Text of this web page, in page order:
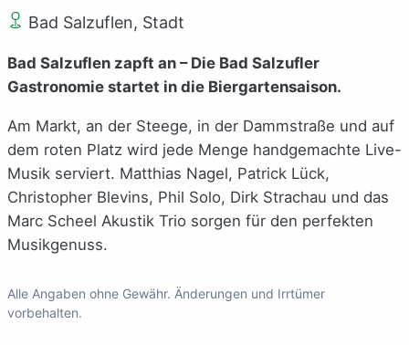
Bad Salzuflen, Stadt
Bad Salzuflen zapft an – Die Bad Salzufler
Gastronomie startet in die Biergartensaison.
Am Markt, an der Steege, in der Dammstraße und auf
dem roten Platz wird jede Menge handgemachte Live-
Musik serviert. Matthias Nagel, Patrick Lück,
Christopher Blevins, Phil Solo, Dirk Strachau und das
Marc Scheel Akustik Trio sorgen für den perfekten
Musikgenuss.
Alle Angaben ohne Gewähr. Änderungen und Irrtümer
vorbehalten.